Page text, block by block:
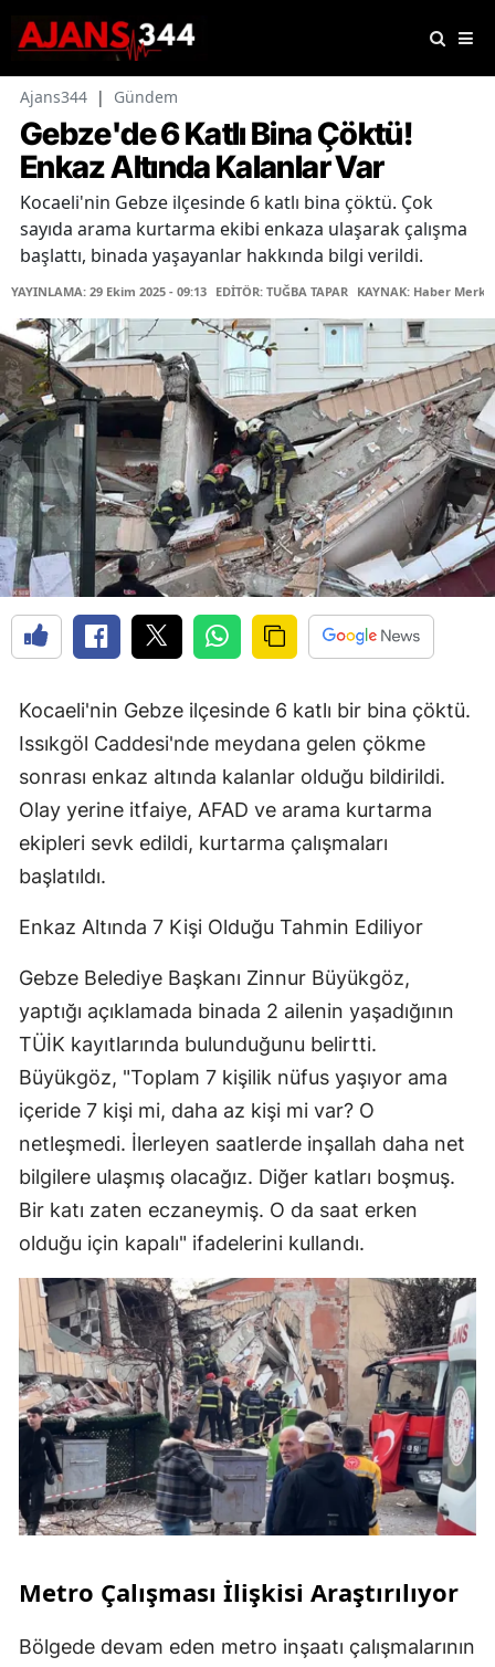
Ajans344 | Gündem
Gebze'de 6 Katlı Bina Çöktü!
Enkaz Altında Kalanlar Var
Kocaeli'nin Gebze ilçesinde 6 katlı bina çöktü. Çok
sayıda arama kurtarma ekibi enkaza ulaşarak çalışma
başlattı, binada yaşayanlar hakkında bilgi verildi.
YAYINLAMA: 29 Ekim 2025 - 09:13 EDİTÖR: TUĞBA TAPAR KAYNAK: Haber
Kocaeli'nin Gebze ilçesinde 6 katlı bir bina çöktü.
Issıkgöl Caddesi'nde meydana gelen çökme
sonrası enkaz altında kalanlar olduğu bildirildi.
Olay yerine itfaiye, AFAD ve arama kurtarma
ekipleri sevk edildi, kurtarma çalışmaları
başlatıldı.
Enkaz Altında 7 Kişi Olduğu Tahmin Ediliyor
Gebze Belediye Başkanı Zinnur Büyükgöz,
yaptığı açıklamada binada 2 ailenin yaşadığının
TÜİK kayıtlarında bulunduğunu belirtti.
Büyükgöz, "Toplam 7 kişilik nüfus yaşıyor ama
içeride 7 kişi mi, daha az kişi mi var? O
netleşmedi. İlerleyen saatlerde inşallah daha net
bilgilere ulaşmış olacağız. Diğer katları boşmuş.
Bir katı zaten eczaneymiş. O da saat erken
olduğu için kapalı" ifadelerini kullandı.
Metro Çalışması İlişkisi Araştırılıyor
Bölgede devam eden metro inşaatı çalışmalarının